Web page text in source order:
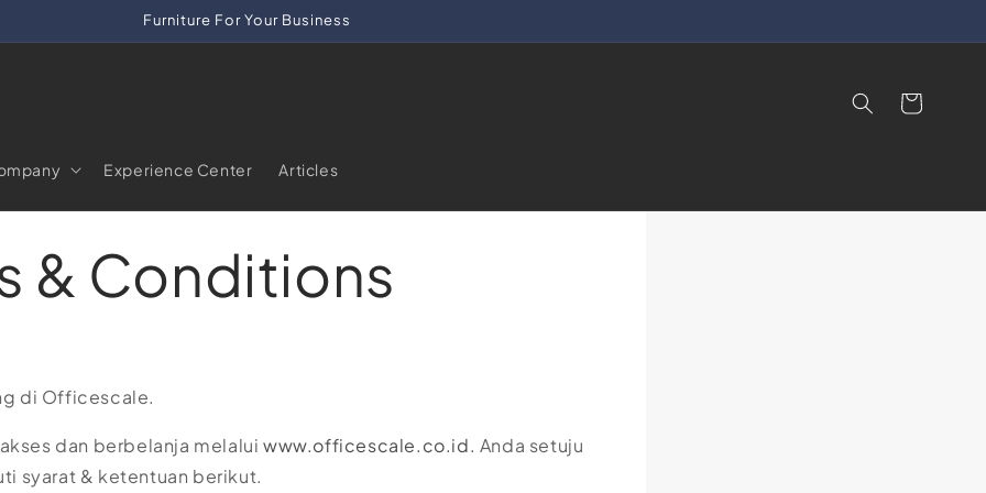
Furniture For Your Business
Experience Center Articles
Cart
& Conditions
di Officescale.
dan berbelanja melaluiwww.officescale.co.id. Anda setuju
syarat & ketentuan berikut.